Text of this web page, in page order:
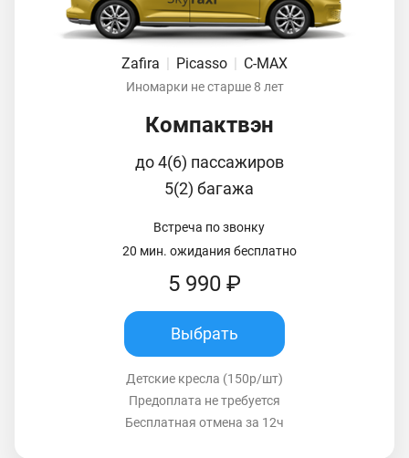
Zafira | Picasso | C-MAX
Иномарки не старше 8 лет
Компактвэн
до 4(6) пассажиров
5(2) багажа
Встреча по звонку
20 мин. ожидания бесплатно
5 990 ₽
Выбрать
Детские кресла (150р/шт)
Предоплата не требуется
Бесплатная отмена за 12ч